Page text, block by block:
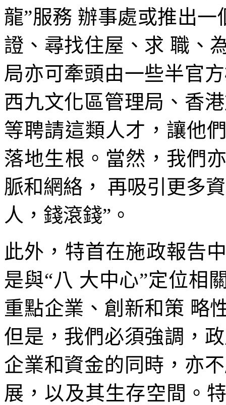
龍”服務 辦事處或推出
證、尋找住屋、求 職、
局亦可牽頭由一些半官
西九文化區管理局、香
等聘請這類人才，讓他
落地生根。當然，我們
脈和網絡， 再吸引更多
人，錢滾錢”。
此外，特首在施政報告
是與“八 大中心”定位相
重點企業、創新和策 略
但是，我們必須強調，
企業和資金的同時，亦
展，以及其生存空間。